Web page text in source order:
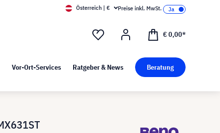
Kunst bei visunext
Österreich | € Preise inkl. MwSt.
€ 0,00*
Vor-Ort-Services Ratgeber & News Beratung